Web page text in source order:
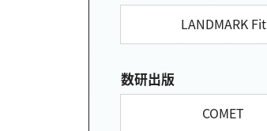
LANDMARK Fit
数研出版
COMET